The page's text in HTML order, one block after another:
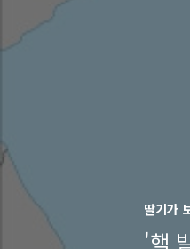
딸기가
'핵